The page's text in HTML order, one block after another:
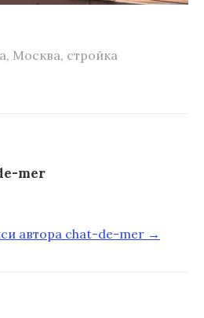
, Москва, стройка
mer
автора chat-de-mer →